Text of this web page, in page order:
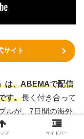
サイト
は、ABEMAで配信
す。長く付き合って
ルが、7日間の海外
最終決断を下しま
ップ サイドバー